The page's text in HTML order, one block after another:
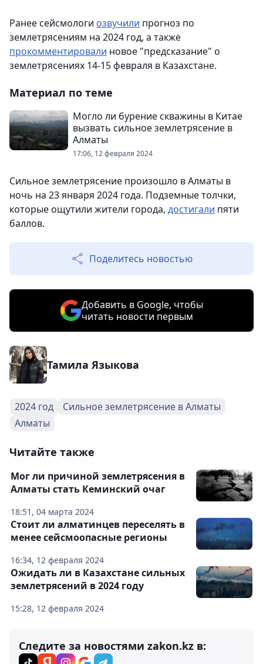
Ранее сейсмологи озвучили прогноз по
землетрясениям на 2024 год, а также
прокомментировали новое "предсказание" о
землетрясениях 14-15 февраля в Казахстане.
Материал по теме
Могло ли бурение скважины в Китае
вызвать сильное землетрясение в
Алматы
17:06, 12 февраля 2024
Сильное землетрясение произошло в Алматы в
ночь на 23 января 2024 года. Подземные толчки,
которые ощутили жители города, достигали пяти
баллов.
Поделитесь новостью
Добавить в Google, чтобы
читать новости первым
Тамила Языкова
2024 год
Сильное землетрясение в Алматы
Алматы
Читайте также
18:51, 04 марта 2024
Мог ли причиной землетрясения в
Алматы стать Кеминский очаг
16:34, 12 февраля 2024
Стоит ли алматинцев переселять в
менее сейсмоопасные регионы
15:28, 12 февраля 2024
Ожидать ли в Казахстане сильных
землетрясений в 2024 году
Следите за новостями zakon.kz в: